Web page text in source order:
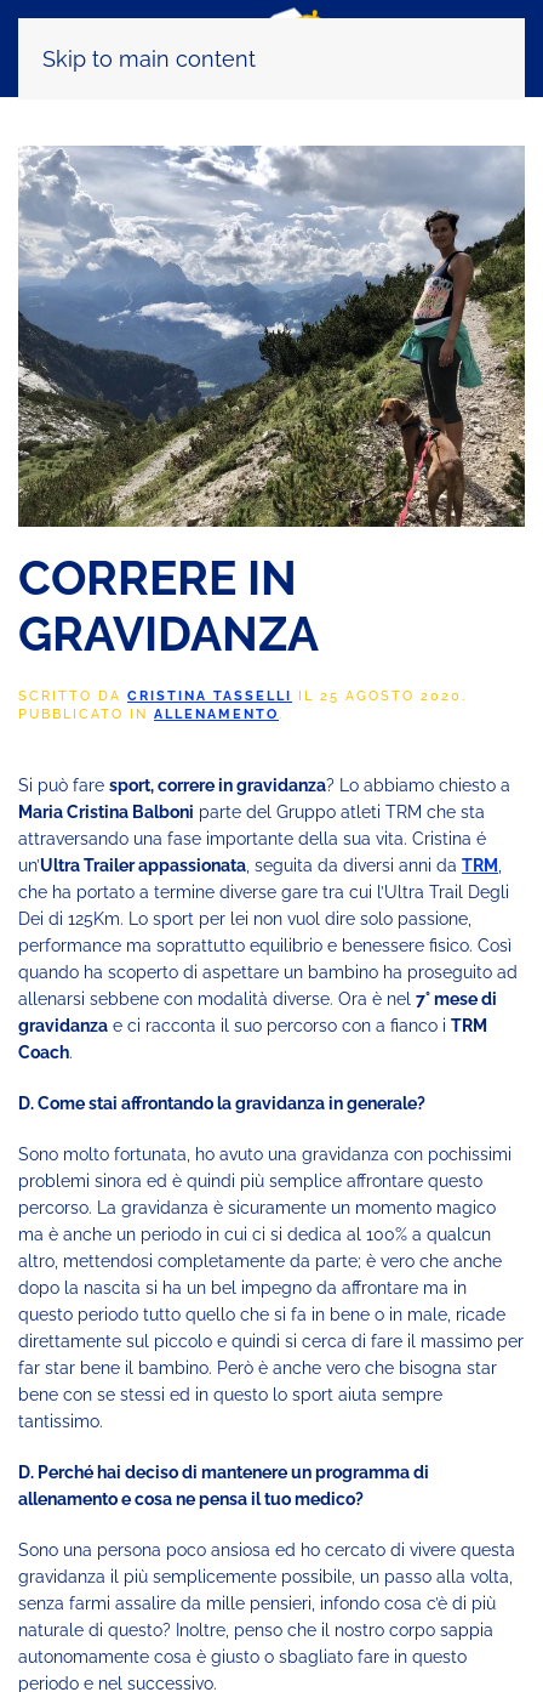
Skip to main content
CORRERE IN
GRAVIDANZA
SCRITTO DA CRISTINA TASSELLI IL 25 AGOSTO 2020 .
PUBBLICATO IN ALLENAMENTO .
Si può fare sport, correre in gravidanza? Lo abbiamo chiesto a
Maria Cristina Balboni parte del Gruppo atleti TRM che sta
attraversando una fase importante della sua vita. Cristina é
un’Ultra Trailer appassionata , seguita da diversi anni da TRM
che ha portato a termine diverse gare tra cui l’Ultra Trail Degli
Dei di 125Km. Lo sport per lei non vuol dire solo passione,
performance ma soprattutto equilibrio e benessere fisico. Così
quando ha scoperto di aspettare un bambino ha proseguito ad
allenarsi sebbene con modalità diverse. Ora è nel 7° mese di
gravidanza e ci racconta il suo percorso con a fianco i TRM
Coach.
D. Come stai affrontando la gravidanza in generale?
Sono molto fortunata, ho avuto una gravidanza con pochissimi
problemi sinora ed è quindi più semplice affrontare questo
percorso. La gravidanza è sicuramente un momento magico
ma è anche un periodo in cui ci si dedica al 100% a qualcun
altro, mettendosi completamente da parte; è vero che anche
dopo la nascita si ha un bel impegno da affrontare ma in
questo periodo tutto quello che si fa in bene o in male, ricade
direttamente sul piccolo e quindi si cerca di fare il massimo per
far star bene il bambino. Però è anche vero che bisogna star
bene con se stessi ed in questo lo sport aiuta sempre
tantissimo.
D. Perché hai deciso di mantenere un programma di
allenamento e cosa ne pensa il tuo medico?
Sono una persona poco ansiosa ed ho cercato di vivere questa
gravidanza il più semplicemente possibile, un passo alla volta,
senza farmi assalire da mille pensieri, infondo cosa c’è di più
naturale di questo? Inoltre, penso che il nostro corpo sappia
autonomamente cosa è giusto o sbagliato fare in questo
periodo e nel successivo.